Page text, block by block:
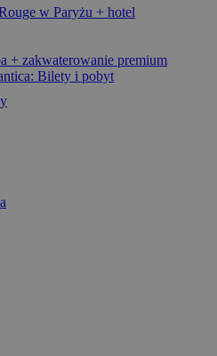
w Paryżu + hotel
+ zakwaterowanie premium
Bilety i pobyt